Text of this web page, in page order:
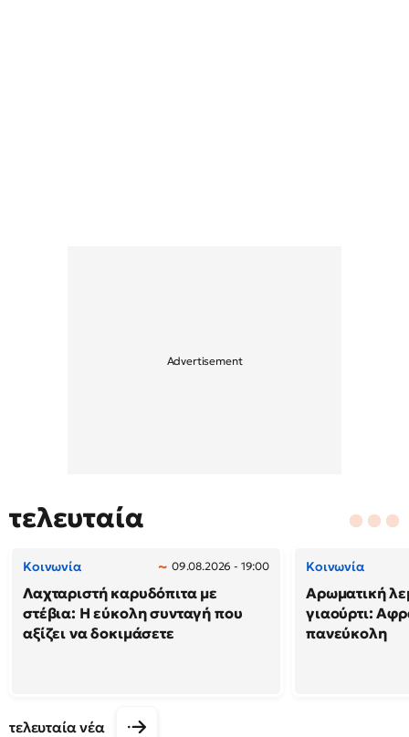
τελευταία
Κοινωνία 09.08.2026 - 19:00
Λαχταριστή καρυδόπιτα με
στέβια: Η εύκολη συνταγή που
αξίζει να δοκιμάσετε
Κοινωνία
Αρωματική
γιαούρτι:
πανεύκολη
τελευταία νέα